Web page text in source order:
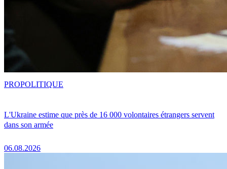
L'Ukraine estime que près de 16 000 volontaires étrangers servent
dans son armée
06.08.2026
PROPOLITIQUE